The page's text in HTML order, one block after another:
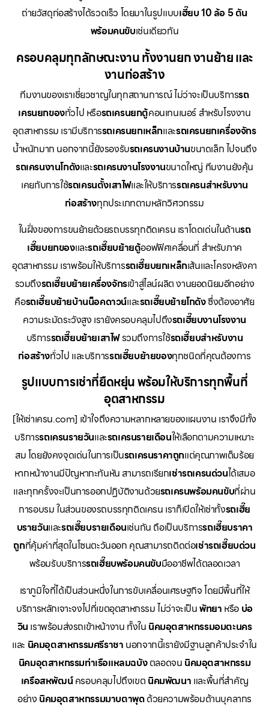
ถ่ายวัสดุก่อสร้างได้รวดเร็ว โดยมาในรูปแบบเฮี๊ยบ 10 ล้อ 5 ตัน
พร้อมคนขับเช่นเดียวกัน
ครอบคลุมทุกลักษณะงาน ทั้งงานยก งานย้าย และ
งานก่อสร้าง
ทีมงานของเราเชี่ยวชาญในทุกสถานการณ์ ไม่ว่าจะเป็นบริการรถ
เครนยกของทั่วไป หรือรถเครนยกตู้คอนเทนเนอร์ สำหรับโรงงาน
อุตสาหกรรม เรามีบริการรถเครนยกเหล็กและรถเครนยกเครื่องจักร
น้ำหนักมาก นอกจากนี้ยังรองรับรถเครนงานบ้านขนาดเล็ก ไปจนถึง
รถเครนงานโกดังและรถเครนงานโรงงานขนาดใหญ่ ทีมงานยังคุ้น
เคยกับการใช้รถเครนตั้งเสาไฟและให้บริการรถเครนสำหรับงาน
ก่อสร้างทุกประเภทตามหลักวิศวกรรม
ในฝั่งของการขนย้ายด้วยรถบรรทุกติดเครน เราโดดเด่นในด้านรถ
เฮี๊ยบยกของและรถเฮี๊ยบย้ายตู้ออฟฟิศเคลื่อนที่ สำหรับภาค
อุตสาหกรรม เราพร้อมให้บริการรถเฮี๊ยบยกเหล็กเส้นและโครงหลังคา
รวมถึงรถเฮี๊ยบย้ายเครื่องจักรเข้าสู่ไลน์ผลิต งานยอดนิยมอีกอย่าง
คือรถเฮี๊ยบย้ายบ้านน็อคดาวน์และรถเฮี๊ยบย้ายโกดังซึ่งต้องอาศัย
ความระมัดระวังสูง เรายังครอบคลุมไปถึงรถเฮี๊ยบงานโรงงาน
บริการรถเฮี๊ยบย้ายเสาไฟรวมถึงการใช้รถเฮี๊ยบสำหรับงาน
ก่อสร้างทั่วไป และบริการรถเฮี๊ยบย้ายของทุกชนิดที่คุณต้องการ
รูปแบบการเช่าที่ยืดหยุ่น พร้อมให้บริการทุกพื้นที่
อุตสาหกรรม
[ให้เช่าเครน.com] เข้าใจถึงความหลากหลายของแผนงาน เราจึงมีทั้ง
บริการรถเครนรายวันและรถเครนรายเดือนให้เลือกตามความเหมาะ
สม โดยยังคงจุดเด่นในการเป็นรถเครนราคาถูกแต่คุณภาพเต็มร้อย
หากหน้างานมีปัญหากะทันหัน สามารถเรียกเช่ารถเครนด่วนได้เสมอ
และทุกครั้งจะเป็นการออกปฏิบัติงานด้วยรถเครนพร้อมคนขับที่ผ่าน
การอบรม ในส่วนของรถบรรทุกติดเครน เราก็เปิดให้เช่าทั้งรถเฮี๊ย
บรายวันและรถเฮี๊ยบรายเดือนเช่นกัน ถือเป็นบริการรถเฮี๊ยบราคา
ถูกที่คุ้มค่าที่สุดในโซนตะวันออก คุณสามารถติดต่อเช่ารถเฮี๊ยบด่วน
พร้อมรับบริการรถเฮี๊ยบพร้อมคนขับมืออาชีพได้ตลอดเวลา
เราภูมิใจที่ได้เป็นส่วนหนึ่งในการขับเคลื่อนเศรษฐกิจ โดยมีพื้นที่ให้
บริการหลักเจาะจงไปที่เขตอุตสาหกรรม ไม่ว่าจะเป็นพัทยา หรือ บ่อ
วิน เราพร้อมส่งรถเข้าหน้างาน ทั้งใน นิคมอุตสาหกรรมอมตะนคร
และ นิคมอุตสาหกรรมศรีราชา นอกจากนี้เรายังมีฐานลูกค้าประจำใน
นิคมอุตสาหกรรมท่าเรือแหลมฉบังตลอดจน นิคมอุตสาหกรรม
เครือสหพัฒน์ครอบคลุมไปถึงเขต นิคมพัฒนา และพื้นที่สำคัญ
อย่าง นิคมอุตสาหกรรมมาบตาพุดด้วยความพร้อมด้านบุคลากร